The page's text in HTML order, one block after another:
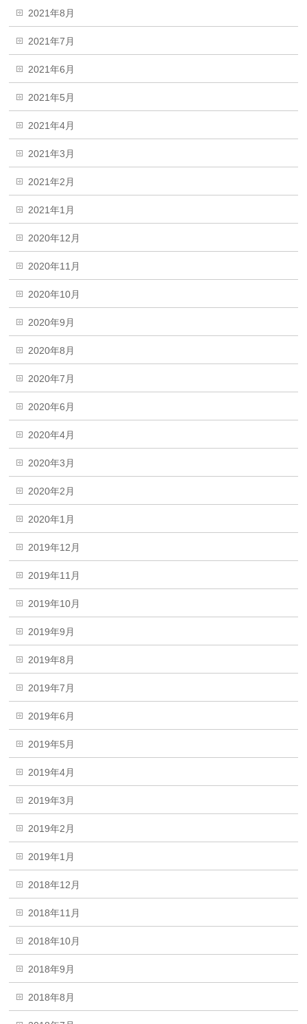
2021年8月
2021年7月
2021年6月
2021年5月
2021年4月
2021年3月
2021年2月
2021年1月
2020年12月
2020年11月
2020年10月
2020年9月
2020年8月
2020年7月
2020年6月
2020年4月
2020年3月
2020年2月
2020年1月
2019年12月
2019年11月
2019年10月
2019年9月
2019年8月
2019年7月
2019年6月
2019年5月
2019年4月
2019年3月
2019年2月
2019年1月
2018年12月
2018年11月
2018年10月
2018年9月
2018年8月